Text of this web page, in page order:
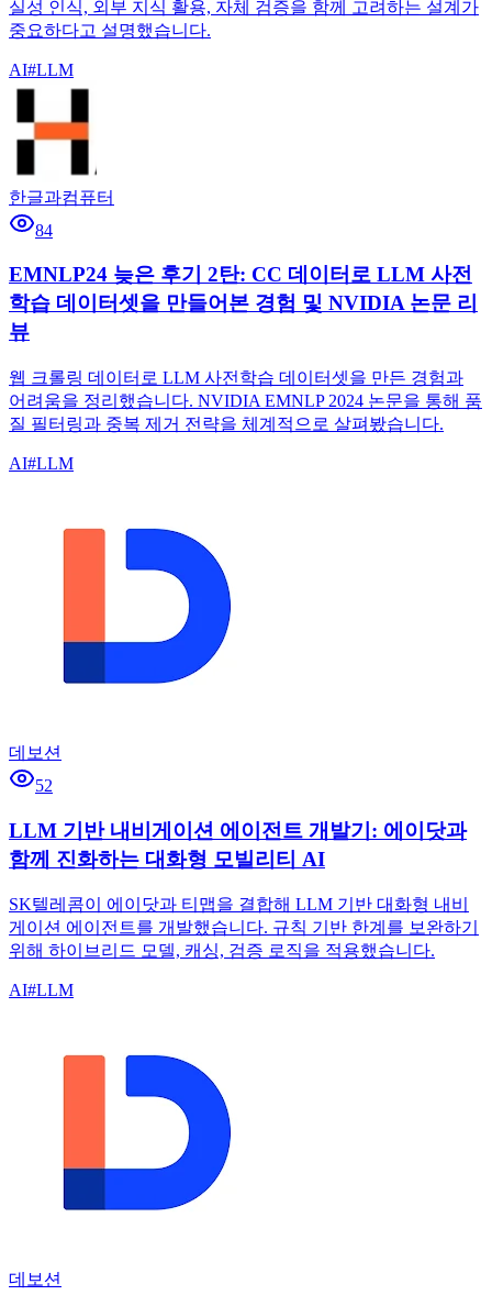
실성 인식, 외부 지식 활용, 자체 검증을 함께 고려하는 설계가
중요하다고 설명했습니다.
AI#LLM
한글과컴퓨터
84
EMNLP24 늦은 후기 2탄: CC 데이터로 LLM 사전
학습 데이터셋을 만들어본 경험 및 NVIDIA 논문 리
뷰
웹 크롤링 데이터로 LLM 사전학습 데이터셋을 만든 경험과
어려움을 정리했습니다. NVIDIA EMNLP 2024 논문을 통해 품
질 필터링과 중복 제거 전략을 체계적으로 살펴봤습니다.
AI#LLM
데보션
52
LLM 기반 내비게이션 에이전트 개발기: 에이닷과
함께 진화하는 대화형 모빌리티 AI
SK텔레콤이 에이닷과 티맵을 결합해 LLM 기반 대화형 내비
게이션 에이전트를 개발했습니다. 규칙 기반 한계를 보완하기
위해 하이브리드 모델, 캐싱, 검증 로직을 적용했습니다.
AI#LLM
데보션